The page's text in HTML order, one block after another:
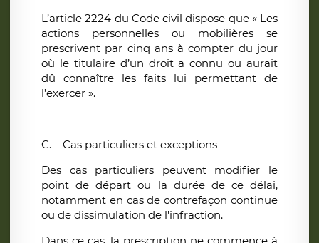
L’article 2224 du Code civil dispose que « Les
actions personnelles ou mobilières se
prescrivent par cinq ans à compter du jour
où le titulaire d’un droit a connu ou aurait
dû connaître les faits lui permettant de
l’exercer ».
C.
Cas particuliers et exceptions
Des cas particuliers peuvent modifier le
point de départ ou la durée de ce délai,
notamment en cas de contrefaçon continue
ou de dissimulation de l'infraction.